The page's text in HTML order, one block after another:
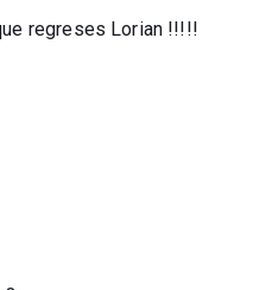
regreses Lorian !!!!!